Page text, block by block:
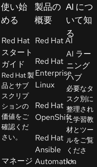
使い始
める
Red Hat
スタート
ガイド
Red Hat 製
品とサブ
スクリプ
ションの
価値をご
確認くだ
さい。
マネージ
製品の
概要
Red Hat AI
Red Hat
Enterprise
Linux
Red Hat
OpenShift
Red Hat
Ansible
Automation
AI につ
いて知
る
AI ラー
ニング
ハブ
必要なタ
スク別に
整理され
た学習教
材とツー
ルをご覧
くださ
い。